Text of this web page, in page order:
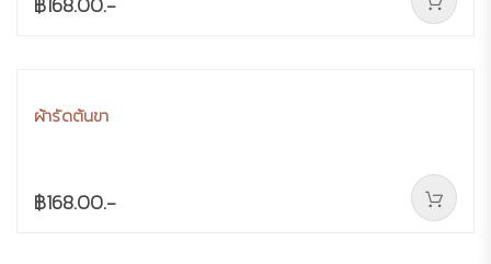
ผ้ารัดต้นขา
฿168.00.-